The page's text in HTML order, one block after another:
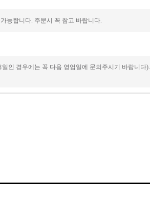
능합니다. 주문시 꼭 참고 바랍니다.
인 경우에는 꼭 다음 영업일에 문의주시기 바랍니다).